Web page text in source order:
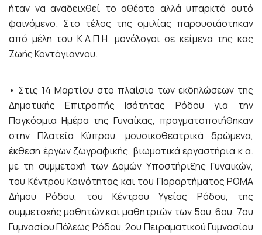
ήταν να αναδειχθεί το αθέατο αλλά υπαρκτό αυτό
φαινόμενο. Στο τέλος της ομιλίας παρουσιάστηκαν
από μέλη του Κ.Α.Π.Η. μονόλογοι σε κείμενα της κας
Ζωής Κοντόγιαννου.
• Στις 14 Μαρτίου στο πλαίσιο των εκδηλώσεων της
Δημοτικής Επιτροπής Ισότητας Ρόδου για την
Παγκόσμια Ημέρα της Γυναίκας, πραγματοποιήθηκαν
στην Πλατεία Κύπρου, μουσικοθεατρικά δρώμενα,
έκθεση έργων ζωγραφικής, βιωματικά εργαστήρια κ.α.
με τη συμμετοχή των Δομών Υποστήριξης Γυναικών,
του Κέντρου Κοινότητας και του Παραρτήματος ΡΟΜΑ
Δήμου Ρόδου, του Κέντρου Υγείας Ρόδου, της
συμμετοχής μαθητών και μαθητριών των 5ου, 6ου, 7ου
Γυμνασίου Πόλεως Ρόδου, 2ου Πειραματικού Γυμνασίου